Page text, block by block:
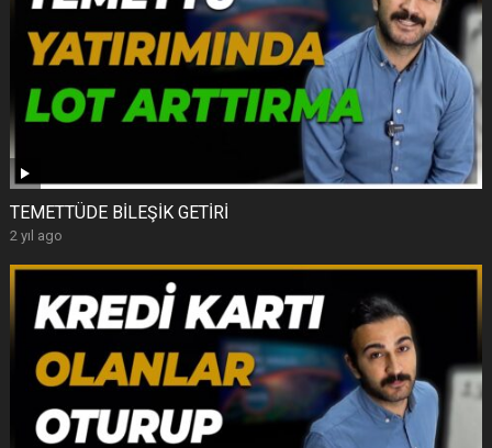
TEMETTÜDE BİLEŞİK GETİRİ
2 yıl ago